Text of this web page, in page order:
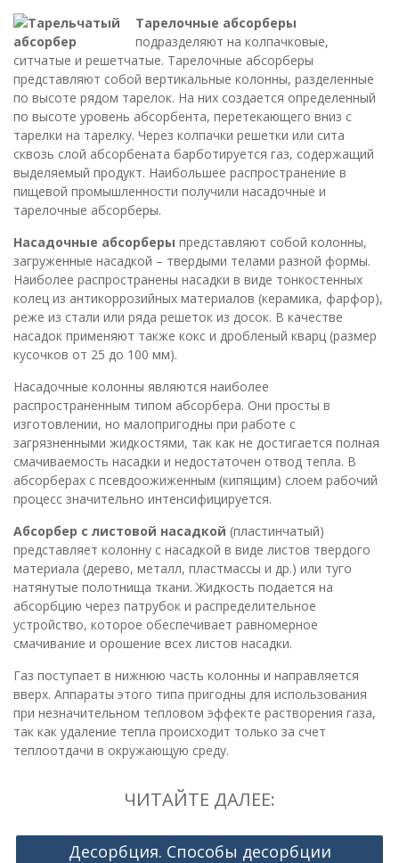
Тарелочные абсорберы
подразделяют на колпачковые,
ситчатые и решетчатые. Тарелочные абсорберы
представляют собой вертикальные колонны, разделенные
по высоте рядом тарелок. На них создается определенный
по высоте уровень абсорбента, перетекающего вниз с
тарелки на тарелку. Через колпачки решетки или сита
сквозь слой абсорбената барботируется газ, содержащий
выделяемый продукт. Наибольшее распространение в
пищевой промышленности получили насадочные и
тарелочные абсорберы.
Насадочные абсорберы представляют собой колонны,
загруженные насадкой – твердыми телами разной формы.
Наиболее распространены насадки в виде тонкостенных
колец из антикоррозийных материалов (керамика, фарфор),
реже из стали или ряда решеток из досок. В качестве
насадок применяют также кокс и дробленый кварц (размер
кусочков от 25 до 100 мм).
Насадочные колонны являются наиболее
распространенным типом абсорбера. Они просты в
изготовлении, но малопригодны при работе с
загрязненными жидкостями, так как не достигается полная
смачиваемость насадки и недостаточен отвод тепла. В
абсорберах с псевдоожиженным (кипящим) слоем рабочий
процесс значительно интенсифицируется.
Абсорбер с листовой насадкой (пластинчатый)
представляет колонну с насадкой в виде листов твердого
материала (дерево, металл, пластмассы и др.) или туго
натянутые полотнища ткани. Жидкость подается на
абсорбцию через патрубок и распределительное
устройство, которое обеспечивает равномерное
смачивание и орошение всех листов насадки.
Газ поступает в нижнюю часть колонны и направляется
вверх. Аппараты этого типа пригодны для использования
при незначительном тепловом эффекте растворения газа,
так как удаление тепла происходит только за счет
теплоотдачи в окружающую среду.
ЧИТАЙТЕ ДАЛЕЕ:
Десорбция. Способы десорбции